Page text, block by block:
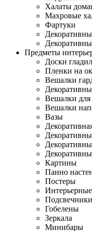
Халаты
Махровые
Фартуки
Предметы
Доски
Пленки на
Вешалки
Вешалки
Вешалки
Вазы
Картины
Панно
Постеры
Подсвечники
Гобелены
Зеркала
Минибары